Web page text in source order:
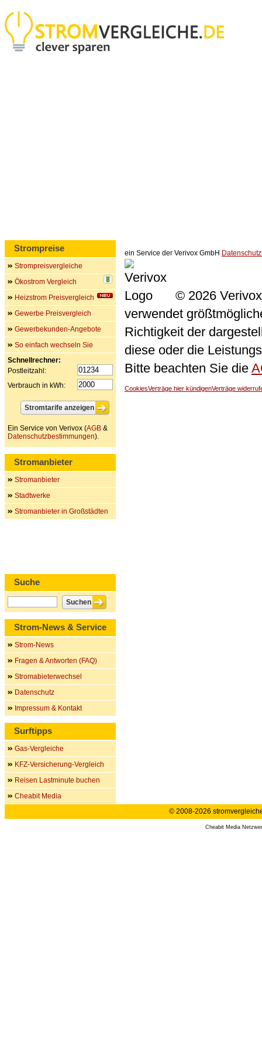
ein Service der Verivox GmbH
© 2026
verwendet
Richtigkeit der
diese oder die
Bitte beachten Sie die
CookiesVerträge hier kündigenVerträge
Strompreise
Strompreisvergleiche
Ökostrom Vergleich
Heizstrom Preisvergleich
Gewerbe Preisvergleich
Gewerbekunden-Angebote
So einfach wechseln Sie
Schnellrechner:
Postleitzahl:
Verbrauch in kWh:
Ein Service von Verivox (AGB &
Datenschutzbestimmungen).
Stromanbieter
Stromanbieter
Stadtwerke
Stromanbieter in Großstädten
Suche
Strom-News & Service
Strom-News
Fragen & Antworten (FAQ)
Stromabieterwechsel
Datenschutz
Impressum & Kontakt
Surftipps
Gas-Vergleiche
KFZ-Versicherung-Vergleich
Reisen Lastminute buchen
Cheabit Media
© 2008-2026
Cheabit Media